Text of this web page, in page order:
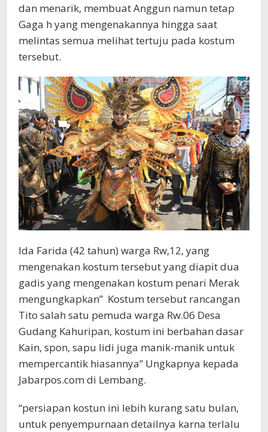
dan menarik, membuat Anggun namun tetap
Gaga h yang mengenakannya hingga saat
melintas semua melihat tertuju pada kostum
tersebut.
Ida Farida (42 tahun) warga Rw,12, yang
mengenakan kostum tersebut yang diapit dua
gadis yang mengenakan kostum penari Merak
mengungkapkan” Kostum tersebut rancangan
Tito salah satu pemuda warga Rw.06 Desa
Gudang Kahuripan, kostum ini berbahan dasar
Kain, spon, sapu lidi juga manik-manik untuk
mempercantik hiasannya” Ungkapnya kepada
Jabarpos.com di Lembang.
“persiapan kostun ini lebih kurang satu bulan,
untuk penyempurnaan detailnya karna terlalu